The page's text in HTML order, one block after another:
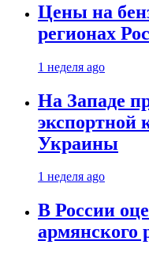
Цены на
регионах
1 неделя ago
На Западе
экспортной
Украины
1 неделя ago
В России
армянского